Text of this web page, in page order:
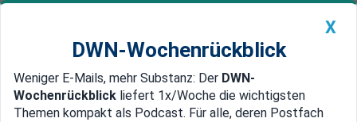
Newsticker MEIN DWN: Geldanlage Premium
Edelmetalle DWN-Magazin China
X
DWN-Wochenrückblick
Weniger E-Mails, mehr Substanz: Der DWN-
Wochenrückblick liefert 1x/Woche die wichtigsten
Themen kompakt als Podcast. Für alle, deren Postfach